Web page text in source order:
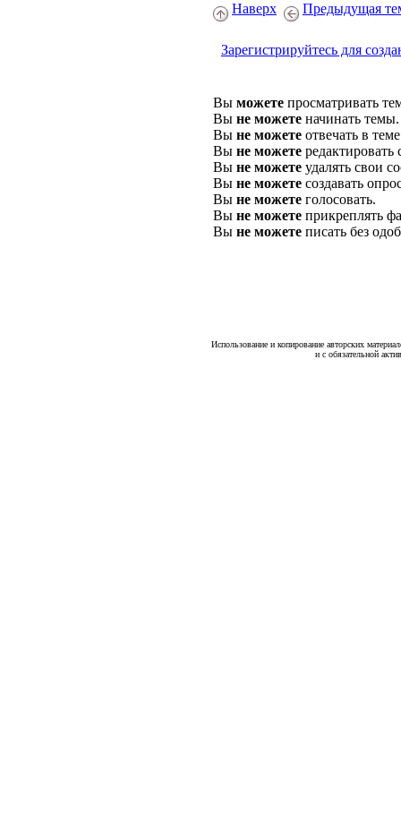
Наверх Предыдущая
Зарегистрируйтесь для
Вы можете просматривать
Вы не можете начинать темы.
Вы не можете отвечать в
Вы не можете
Вы не можете удалять свои
Вы не можете создавать
Вы не можете голосовать.
Вы не можете прикреплять
Вы не можете писать без
Использование и копирование авторских
и с обязательной